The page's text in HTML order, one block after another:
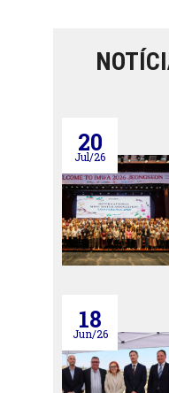
20
Jul/26
18
Jun/26